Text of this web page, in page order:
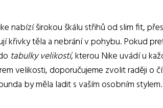
nabízí širokou škálu střihů od slim fit,
křivky těla a nebrání v pohybu. Pokud
tabulky velikostí, kterou Nike uvádí u
velikosti, doporučujeme zvolit raději o
by měla ladit s vaším osobním stylem.